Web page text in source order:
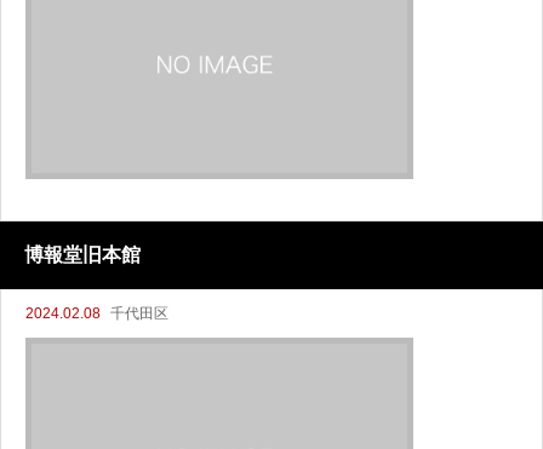
博報堂旧本館
2024.02.08 千代田区